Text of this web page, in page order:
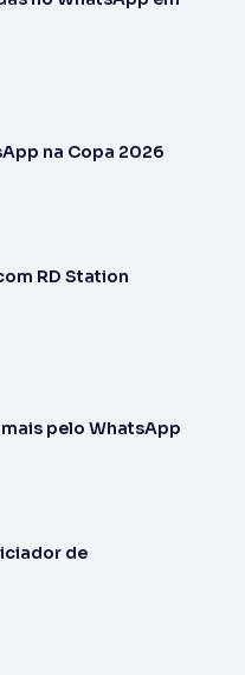
na Copa 2026
RD Station
pelo WhatsApp
de